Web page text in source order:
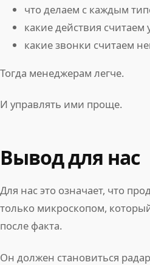
что делаем с каждым
какие действия считаем
какие звонки считаем
Тогда менеджерам легче.
И управлять ими проще.
Вывод для нас
Для нас это означает, что
только микроскопом,
после факта.
Он должен становиться